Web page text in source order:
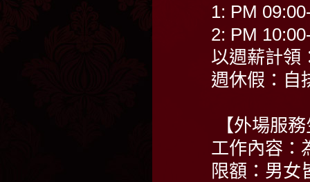
1: PM
2: PM
以週薪計領
週休假：自
【外場服
工作內容：
限額：男女